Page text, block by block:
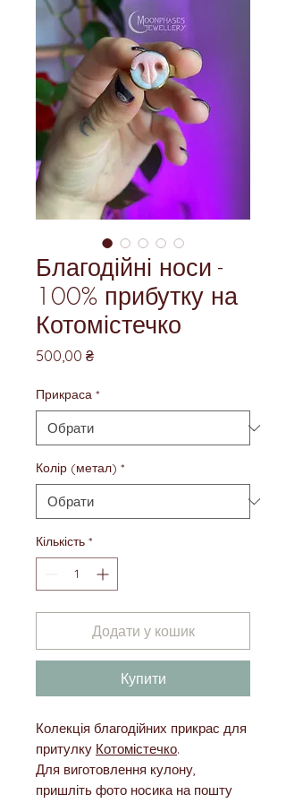
Благодійні носи -
100% прибутку на
Котомістечко
500,00 ₴Ціна
Прикраса *
Колір (метал) *
Кількість *
Додати у кошик
Купити
Колекція благодійних прикрас для
притулку Котомістечко.
Для виготовлення кулону,
пришліть фото носика на пошту